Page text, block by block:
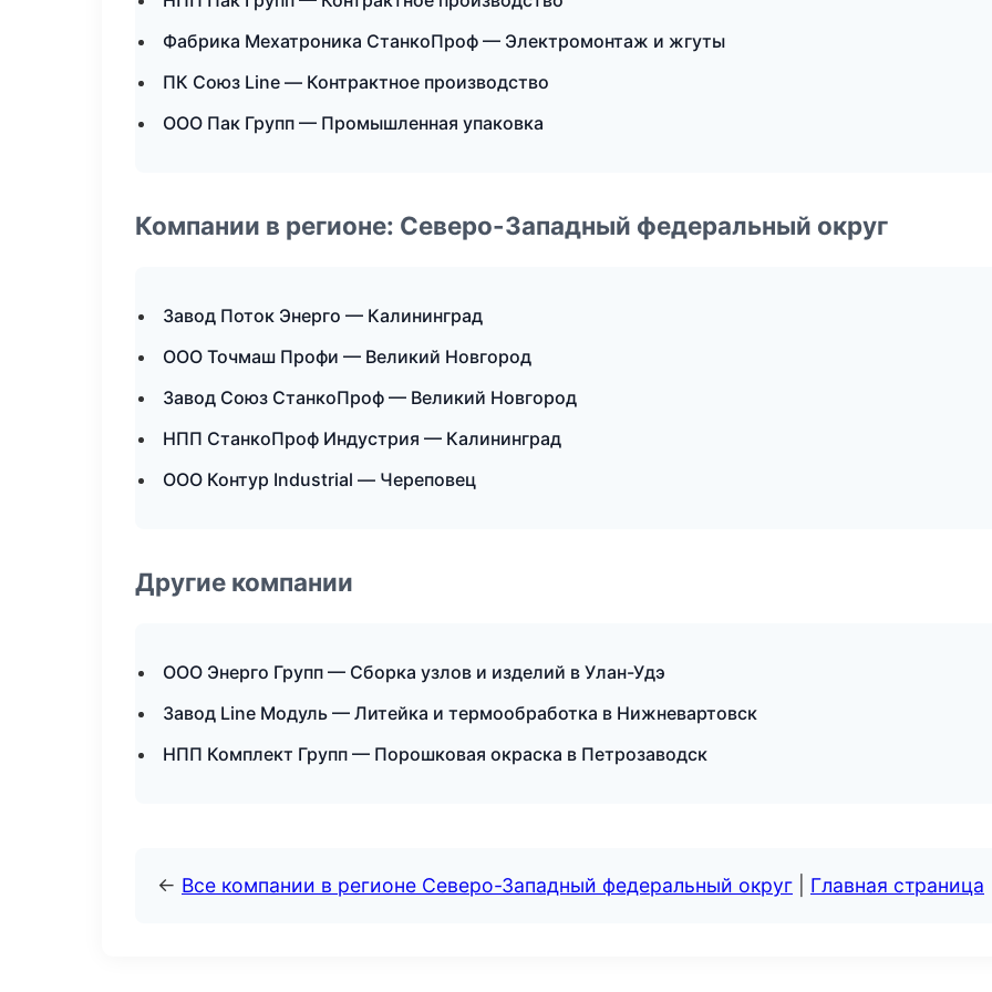
Фабрика Мехатроника СтанкоПроф — Электромонтаж и жгуты
ПК Союз Line — Контрактное производство
ООО Пак Групп — Промышленная упаковка
Компании в регионе: Северо-Западный федеральный округ
Завод Поток Энерго — Калининград
ООО Точмаш Профи — Великий Новгород
Завод Союз СтанкоПроф — Великий Новгород
НПП СтанкоПроф Индустрия — Калининград
ООО Контур Industrial — Череповец
Другие компании
ООО Энерго Групп — Сборка узлов и изделий в Улан-Удэ
Завод Line Модуль — Литейка и термообработка в Нижневартовск
НПП Комплект Групп — Порошковая окраска в Петрозаводск
← Все компании в регионе Северо-Западный федеральный округ Главная страница